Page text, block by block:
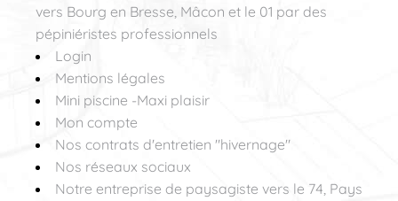
vers Bourg en Bresse, Mâcon et le 01 par des
pépiniéristes professionnels
Login
Mentions légales
Mini piscine -Maxi plaisir
Mon compte
Nos contrats d'entretien "hivernage"
Nos réseaux sociaux
Notre entreprise de paysagiste vers le 74, Pays